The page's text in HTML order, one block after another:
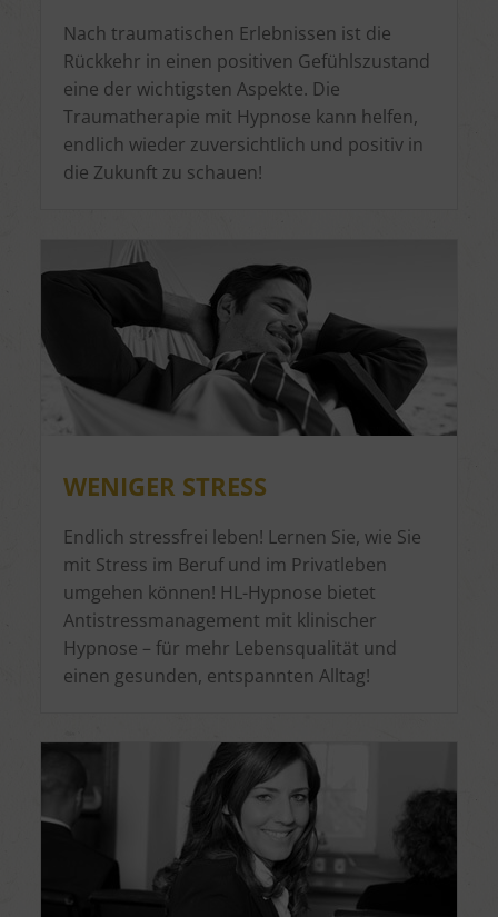
Nach traumatischen Erlebnissen ist die
Rückkehr in einen positiven Gefühlszustand
eine der wichtigsten Aspekte. Die
Traumatherapie mit Hypnose kann helfen,
endlich wieder zuversichtlich und positiv in
die Zukunft zu schauen!
WENIGER STRESS
Endlich stressfrei leben! Lernen Sie, wie Sie
mit Stress im Beruf und im Privatleben
umgehen können! HL-Hypnose bietet
Antistressmanagement mit klinischer
Hypnose – für mehr Lebensqualität und
einen gesunden, entspannten Alltag!